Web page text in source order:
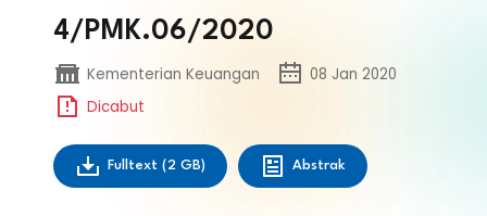
4/PMK.06/2020
Kementerian Keuangan
08 Jan 2020
Dicabut
Fulltext (2 GB) Abstrak